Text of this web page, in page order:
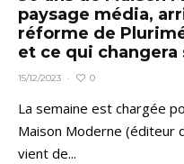
paysage média,
réforme de
et ce qui
15/12/2023 · 0
La semaine est chargée
Maison Moderne (éditeur
vient de...